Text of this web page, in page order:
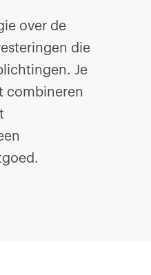
over de
die
Je
combineren